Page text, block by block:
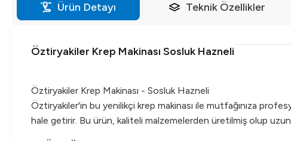
Ürün Detayı Teknik Özellikler
Öztiryakiler Krep Makinası Sosluk Hazneli
Öztiryakiler Krep Makinası - Sosluk Hazneli
Öztiryakiler'in bu yenilikçi krep makinası ile mutfağınıza
hale getirir. Bu ürün, kaliteli malzemelerden üretilmiş olup uzun